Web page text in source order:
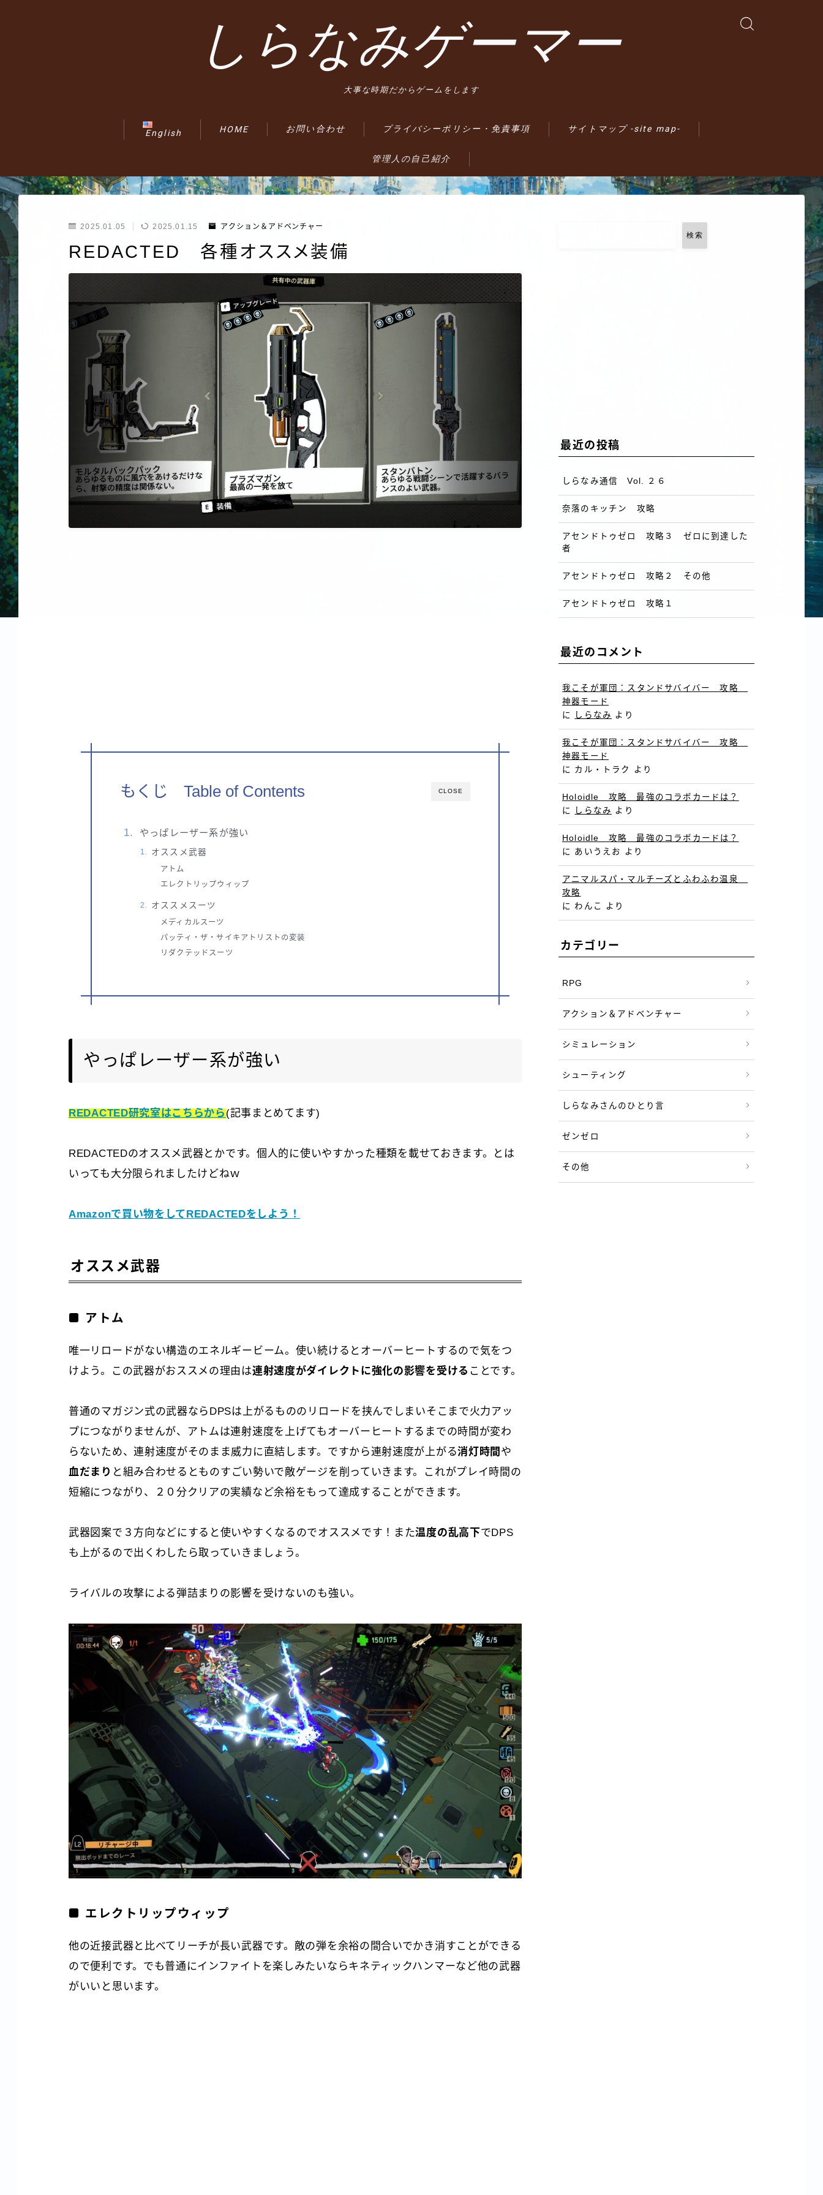
しらなみゲーマー
大事な時期だからゲームをします
English HOME お問い合わせ プライバシーポリシー・免責事項 サイトマップ -site map-
管理人の自己紹介
2025.01.05 2025.01.15 アクション＆アドベンチャー
REDACTED 各種オススメ装備
CLOSE
もくじ Table of Contents
やっぱレーザー系が強い
オススメ武器
アトム
エレクトリップウィップ
オススメスーツ
メディカルスーツ
パッティ・ザ・サイキアトリストの変装
リダクテッドスーツ
やっぱレーザー系が強い
REDACTED研究室はこちらから (記事まとめてます)
REDACTEDのオススメ武器とかです。個人的に使いやすかった種類を載せておきます。とは
いっても大分限られましたけどねｗ
Amazonで買い物をしてREDACTEDをしよう！
オススメ武器
アトム
唯一リロードがない構造のエネルギービーム。使い続けるとオーバーヒートするので気をつ
けよう。この武器がおススメの理由は連射速度がダイレクトに強化の影響を受ける ことです。
普通のマガジン式の武器ならDPSは上がるもののリロードを挟んでしまいそこまで火力アッ
プにつながりませんが、アトムは連射速度を上げてもオーバーヒートするまでの時間が変わ
らないため、連射速度がそのまま威力に直結します。ですから連射速度が上がる消灯時間 や
血だまり と組み合わせるとものすごい勢いで敵ゲージを削っていきます。これがプレイ時間の
短縮につながり、２０分クリアの実績など余裕をもって達成することができます。
武器図案で３方向などにすると使いやすくなるのでオススメです！また温度の乱高下でDPS
も上がるので出くわしたら取っていきましょう。
ライバルの攻撃による弾詰まりの影響を受けないのも強い。
エレクトリップウィップ
他の近接武器と比べてリーチが長い武器です。敵の弾を余裕の間合いでかき消すことができる
ので便利です。でも普通にインファイトを楽しみたいならキネティックハンマーなど他の武器
がいいと思います。
検索
最近の投稿
しらなみ通信 Vol. ２６
奈落のキッチン 攻略
アセンドトゥゼロ 攻略３ ゼロに到達した
者
アセンドトゥゼロ 攻略２ その他
アセンドトゥゼロ 攻略１
最近のコメント
我こそが軍団：スタンドサバイバー 攻略
神器モード
に
しらなみ より
我こそが軍団：スタンドサバイバー 攻略
神器モード
に カル・トラク より
Holoidle 攻略 最強のコラボカードは？
に
しらなみ より
Holoidle 攻略 最強のコラボカードは？
に あいうえお より
アニマルスパ・マルチーズとふわふわ温泉
攻略
にわんこ より
カテゴリー
RPG
アクション＆アドベンチャー
シミュレーション
シューティング
しらなみさんのひとり言
ゼンゼロ
その他